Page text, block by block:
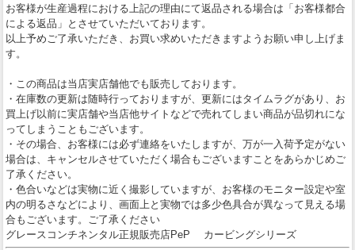
お客様が生産過程における上記の理由にて返品される場合は「お客様都合
による返品」とさせていただいております。
以上予めご了承いただき、お買い求めいただきますようお願い申し上げま
す。
・この商品は当店実店舗他でも販売しております。
・在庫数の更新は随時行っておりますが、更新にはタイムラグがあり、お
買上げ以前に実店舗や当店他サイトなどで売れてしまい商品が品切れにな
ってしまうこともございます。
・その場合、お客様には必ず連絡をいたしますが、万が一入荷予定がない
場合は、キャンセルさせていただく場合もございますことをあらかじめご
了承ください。
・色合いなどは実物に近く撮影していますが、お客様のモニター設定や室
内の明るさなどにより、画面上と実物では多少色具合が異なって見える場
合もございます。ご了承ください
グレースコンチネンタル正規販売店PeP カービングシリーズ